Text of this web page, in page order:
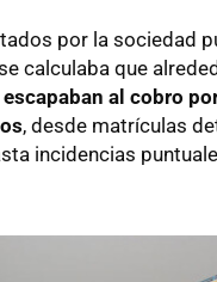
por la sociedad
calculaba que
al cobro
, desde matrículas
incidencias